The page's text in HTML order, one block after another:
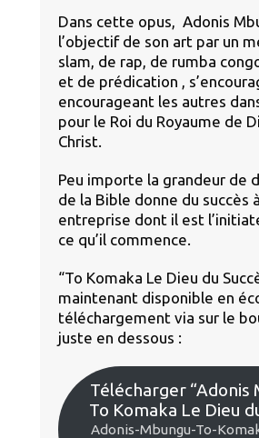
Dans cette opus, Adonis
l’objectif de son art par un
slam, de rap, de rumba
et de prédication ,
encourageant les autres
pour le Roi du Royaume de
Christ.
Peu importe la grandeur de
de la Bible donne du succès
entreprise dont il est
ce qu’il commence.
“To Komaka Le Dieu du
maintenant disponible en
téléchargement via sur le
juste en dessous :
Télécharger “Adonis
To Komaka Le Dieu
Adonis-Mbungu-To-